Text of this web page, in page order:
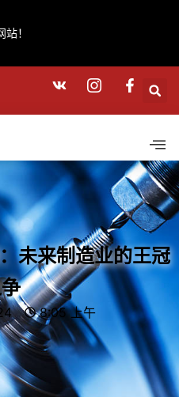
！
未来制造业的王冠
8:05 上午